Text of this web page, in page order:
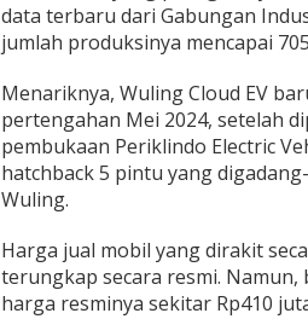
L
i
r
i
k
P
n
g
B
data terbaru dari Gabungan
jumlah produksinya mencapai
Menariknya, Wuling Cloud EV
pertengahan Mei 2024, setelah
pembukaan Periklindo Electric
hatchback 5 pintu yang
Wuling.
Harga jual mobil yang dirakit
terungkap secara resmi. Namun,
harga resminya sekitar Rp410